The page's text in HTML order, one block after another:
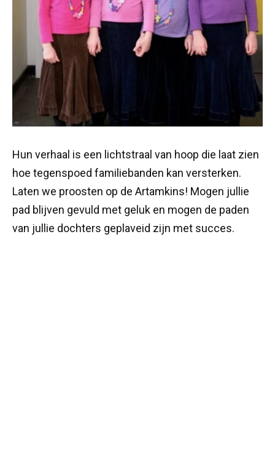
Hun verhaal is een lichtstraal van hoop die laat zien
hoe tegenspoed familiebanden kan versterken.
Laten we proosten op de Artamkins! Mogen jullie
pad blijven gevuld met geluk en mogen de paden
van jullie dochters geplaveid zijn met succes.